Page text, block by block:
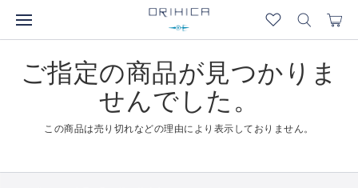
ご指定の商品が見つかりま
せんでした。
この商品は売り切れなどの理由により表示しておりません。